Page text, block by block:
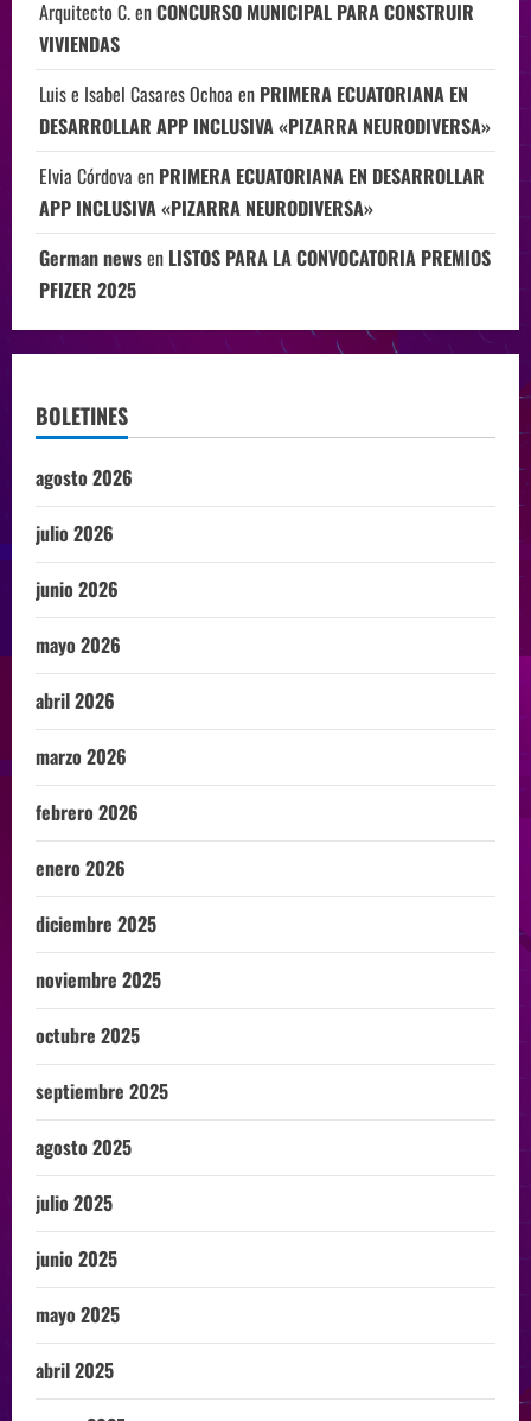
Arquitecto C.enCONCURSO MUNICIPAL PARA CONSTRUIR
VIVIENDAS
Luis e Isabel Casares Ochoa en PRIMERA ECUATORIANA EN
DESARROLLAR APP INCLUSIVA «PIZARRA NEURODIVERSA»
Elvia Córdova en PRIMERA ECUATORIANA EN DESARROLLAR
APP INCLUSIVA «PIZARRA NEURODIVERSA»
German newsen LISTOS PARA LA CONVOCATORIA PREMIOS
PFIZER 2025
BOLETINES
agosto 2026
julio 2026
junio 2026
mayo 2026
abril 2026
marzo 2026
febrero 2026
enero 2026
diciembre 2025
noviembre 2025
octubre 2025
septiembre 2025
agosto 2025
julio 2025
junio 2025
mayo 2025
abril 2025